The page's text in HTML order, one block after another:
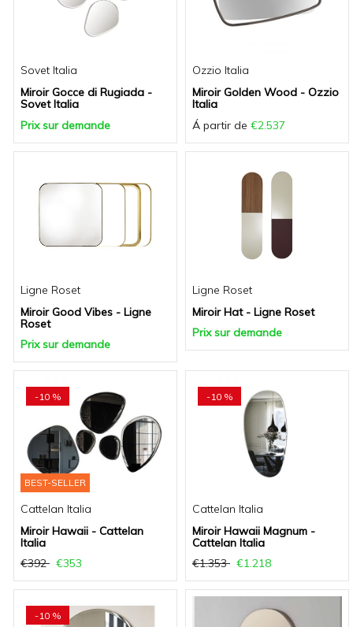
Sovet Italia
Miroir Gocce di Rugiada -
Sovet Italia
Prix sur demande
Ozzio Italia
Miroir Golden Wood - Ozzio
Italia
Á partir de €2.537
Ligne Roset
Miroir Good Vibes - Ligne
Roset
Prix sur demande
Ligne Roset
Miroir Hat - Ligne Roset
Prix sur demande
-10 %
BEST-SELLER
Cattelan Italia
Miroir Hawaii - Cattelan
Italia
€392
€353
-10 %
Cattelan Italia
Miroir Hawaii Magnum -
Cattelan Italia
€1.353
€1.218
-10 %